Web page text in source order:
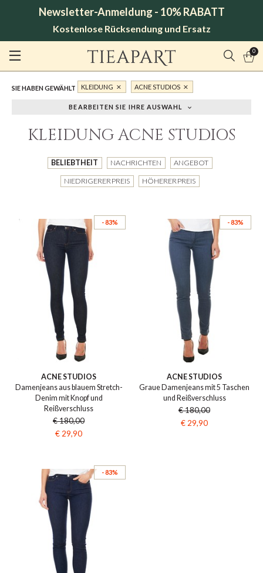
Newsletter-Anmeldung - 10% RABATT
Kostenlose Rücksendung und Ersatz
0
SIE HABEN GEWÄHLT KLEIDUNG ACNE STUDIOS
BEARBEITEN SIE IHRE AUSWAHL
KLEIDUNG ACNE STUDIOS
BELIEBTHEIT NACHRICHTEN ANGEBOT
NIEDRIGERER PREIS HÖHERER PREIS
- 83%
ACNE STUDIOS
Damenjeans aus blauem Stretch-
Denim mit Knopf und
Reißverschluss
€ 180,00
€ 29,90
- 83%
ACNE STUDIOS
Graue Damenjeans mit 5 Taschen
und Reißverschluss
€ 180,00
€ 29,90
- 83%